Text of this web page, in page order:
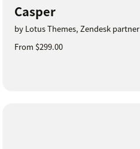
Casper
by Lotus Themes, Zendesk partner
From $299.00